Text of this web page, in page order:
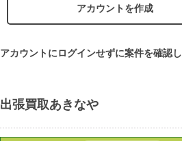
アカウントを作成
アカウントにログインせずに案件を確認
出張買取あきなや